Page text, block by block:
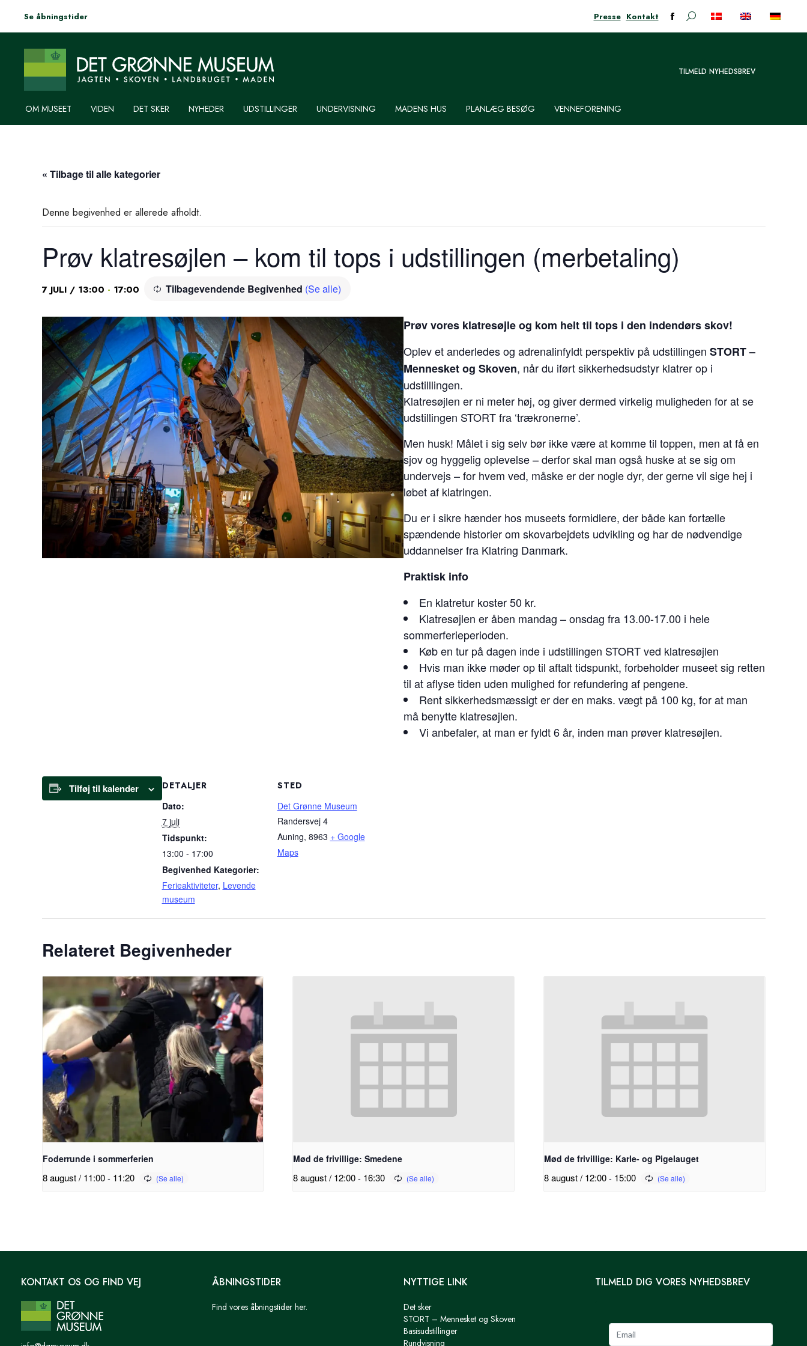
Se åbningstider Presse Kontakt
Facebook-
Søge:
TILMELD NYHEDSBREV
OM MUSEET VIDEN DET SKER NYHEDER UDSTILLINGER UNDERVISNING MADENS HUS PLANLÆG BESØG VENNEFORENING
« Tilbage til alle kategorier
Denne begivenhed er allerede afholdt.
Prøv klatresøjlen – kom til tops i udstillingen (merbetaling)
7 JULI / 13:00 - 17:00 Tilbagevendende Begivenhed (Se alle)
Prøv vores klatresøjle og kom helt til tops i den indendørs skov!
Oplev et anderledes og adrenalinfyldt perspektiv på udstillingen STORT –
Mennesket og Skoven, når du iført sikkerhedsudstyr klatrer op i
udstilllingen.
Klatresøjlen er ni meter høj, og giver dermed virkelig muligheden for at se
udstillingen STORT fra ‘trækronerne’.
Men husk! Målet i sig selv bør ikke være at komme til toppen, men at få en
sjov og hyggelig oplevelse – derfor skal man også huske at se sig om
undervejs – for hvem ved, måske er der nogle dyr, der gerne vil sige hej i
løbet af klatringen.
Du er i sikre hænder hos museets formidlere, der både kan fortælle
spændende historier om skovarbejdets udvikling og har de nødvendige
uddannelser fra Klatring Danmark.
Praktisk info
En klatretur koster 50 kr.
Klatresøjlen er åben mandag – onsdag fra 13.00-17.00 i hele
sommerferieperioden.
Køb en tur på dagen inde i udstillingen STORT ved klatresøjlen
Hvis man ikke møder op til aftalt tidspunkt, forbeholder museet sig retten
til at aflyse tiden uden mulighed for refundering af pengene.
Rent sikkerhedsmæssigt er der en maks. vægt på 100 kg, for at man
må benytte klatresøjlen.
Vi anbefaler, at man er fyldt 6 år, inden man prøver klatresøjlen.
Tilføj til kalender
DETALJER
Dato:
7 juli
Tidspunkt:
13:00 - 17:00
Begivenhed Kategorier:
Ferieaktiviteter, Levende
museum
STED
Det Grønne Museum
Randersvej 4
Auning, 8963 + Google
Maps
Relateret Begivenheder
Foderrunde i sommerferien
8 august / 11:00 - 11:20
Mød de frivillige: Smedene
8 august / 12:00 - 16:30
Mød de frivillige: Karle- og Pigelauget
8 august / 12:00- 15:00
KONTAKT OS OG FIND VEJ ÅBNINGSTIDER
Find vores åbningstider her.
NYTTIGE LINK
Det sker
STORT – Mennesket og Skoven
Basisudstillinger
Rundvisning
TILMELD DIG VORES NYHEDSBREV